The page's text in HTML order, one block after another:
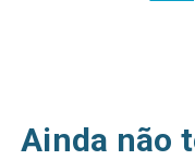
Ainda não